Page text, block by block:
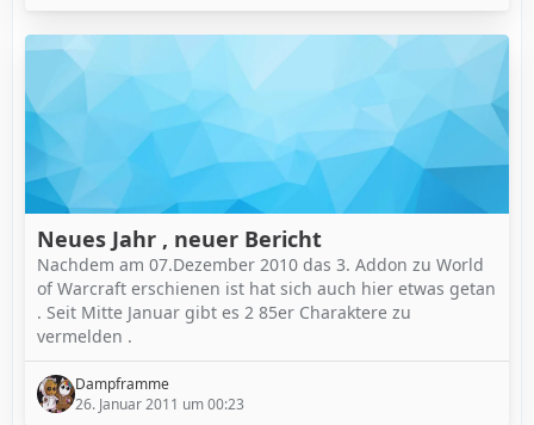
Neues Jahr , neuer Bericht
Nachdem am 07.Dezember 2010 das 3. Addon zu World
of Warcraft erschienen ist hat sich auch hier etwas getan
. Seit Mitte Januar gibt es 2 85er Charaktere zu
vermelden .
Dampframme
26. Januar 2011 um 00:23